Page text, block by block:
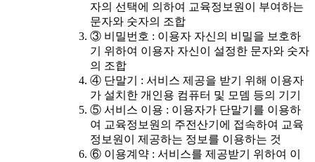
자의 선택에 의하여 교육정보원이 부여하는
문자와 숫자의 조합
③ 비밀번호 : 이용자 자신의 비밀을 보호하
기 위하여 이용자 자신이 설정한 문자와 숫자
의 조합
④ 단말기 : 서비스 제공을 받기 위해 이용자
가 설치한 개인용 컴퓨터 및 모뎀 등의 기기
⑤ 서비스 이용 : 이용자가 단말기를 이용하
여 교육정보원의 주전산기에 접속하여 교육
정보원이 제공하는 정보를 이용하는 것
⑥ 이용계약 : 서비스를 제공받기 위하여 이